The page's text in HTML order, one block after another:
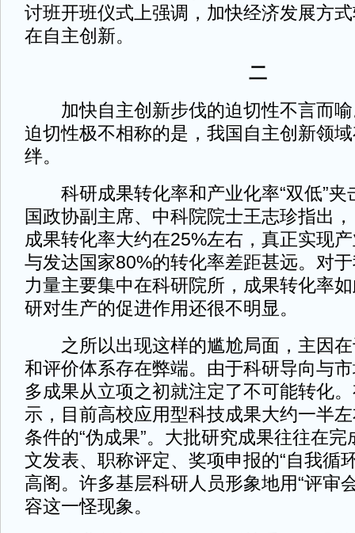
讨班开班仪式上强调，加快经济发展方
在自主创新。
二
加快自主创新步伐的迫切性不言而喻
迫切性极不相称的是，我国自主创新领
绊。
科研成果转化率和产业化率“双低”夹
国政协副主席、中科院院士王志珍指出
成果转化率大约在25%左右，真正实现
与发达国家80%的转化率差距甚远。对
力量主要集中在科研院所，成果转化率
研对生产的促进作用还很不明显。
之所以出现这样的尴尬局面，主因在
和评价体系存在弊端。由于科研导向与
多成果从立项之初就注定了不可能转化
示，目前高校应用型科技成果大约一半
条件的“伪成果”。大批研究成果往往在
文发表、职称评定、奖项申报的“自我循
高阁。许多基层科研人员形象地用“评审
容这一怪现象。